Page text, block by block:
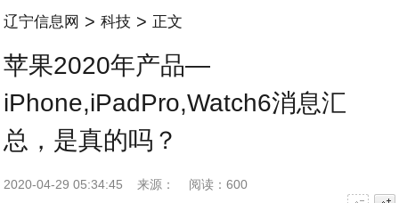
辽宁信息网 > 科技 > 正文
苹果2020年产品—
iPhone,iPadPro,Watch6消息汇
总，是真的吗？
2020-04-29 05:34:45 来源：
阅读：600